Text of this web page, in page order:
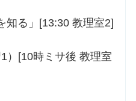
知る」[13:30 教理室2]
）[10時ミサ後 教理室